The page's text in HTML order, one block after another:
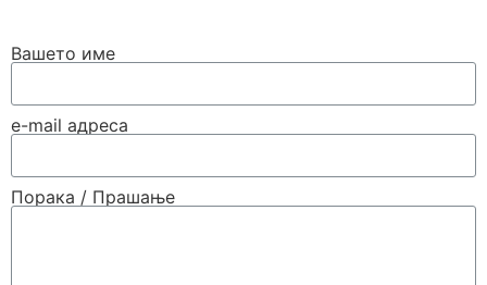
Вашето име
е-mail адреса
Порака / Прашање